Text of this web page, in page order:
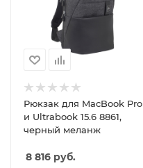
Рюкзак для MacBook Pro
и Ultrabook 15.6 8861,
черный меланж
8 816 руб.